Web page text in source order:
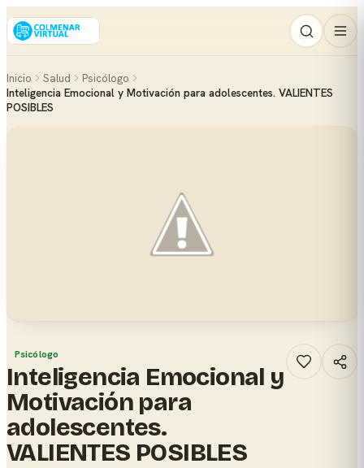
Inicio Salud
Psicólogo
Inteligencia Emocional y Motivación para adolescentes. VALIENTES
POSIBLES
Psicólogo
Inteligencia Emocional y
Motivación para
adolescentes.
VALIENTES POSIBLES